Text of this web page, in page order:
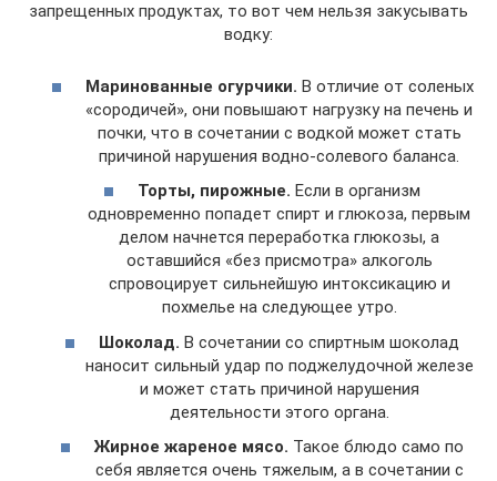
запрещенных продуктах, то вот чем нельзя закусывать
водку:
Маринованные огурчики. В отличие от соленых
«сородичей», они повышают нагрузку на печень и
почки, что в сочетании с водкой может стать
причиной нарушения водно-солевого баланса.
Торты, пирожные. Если в организм
одновременно попадет спирт и глюкоза, первым
делом начнется переработка глюкозы, а
оставшийся «без присмотра» алкоголь
спровоцирует сильнейшую интоксикацию и
похмелье на следующее утро.
Шоколад. В сочетании со спиртным шоколад
наносит сильный удар по поджелудочной железе
и может стать причиной нарушения
деятельности этого органа.
Жирное жареное мясо. Такое блюдо само по
себя является очень тяжелым, а в сочетании с